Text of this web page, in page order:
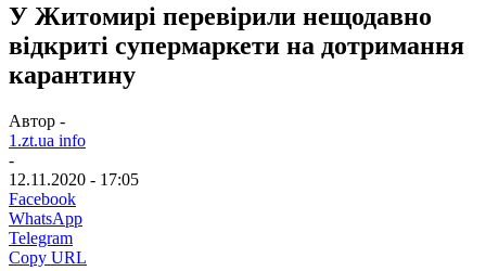
У Житомирі перевірили нещодавно
відкриті супермаркети на дотримання
карантину
Автор -
1.zt.ua info
-
12.11.2020 - 17:05
Facebook
WhatsApp
Telegram
Copy URL